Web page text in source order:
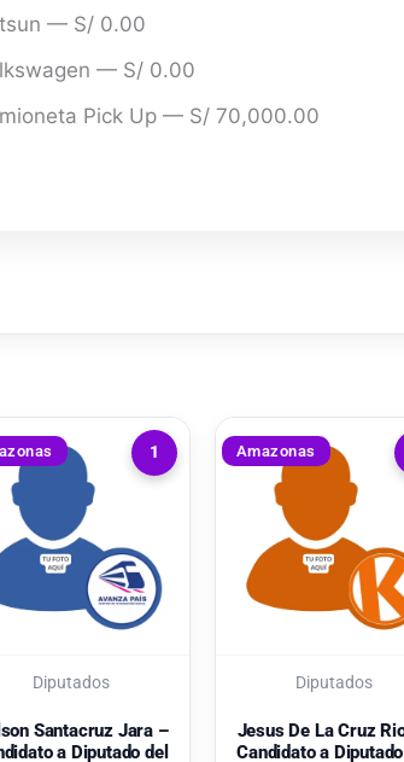
— S/ 0.00
— S/ 0.00
Pick Up — S/ 70,000.00
1
Diputados
Santacruz Jara –
a Diputado del
Amazonas
Diputados
Jesus De La Cruz
Candidato a Diputado